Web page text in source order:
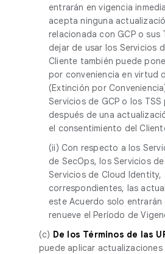
entrarán en vigencia
acepta ninguna
relacionada con GCP o sus
dejar de usar los Servicios
Cliente también puede
por conveniencia en virtud
(Extinción por
Servicios de GCP o los
después de una
el consentimiento del
(ii) Con respecto a los
de SecOps, los Servicios
Servicios de Cloud Identity,
correspondientes, las
este Acuerdo solo
renueve el Período de
(c) De los Términos de las
puede aplicar actualizaciones